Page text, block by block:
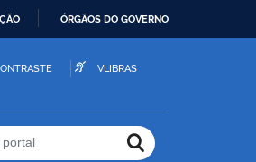
ÓRGÃOS DO GOVERNO
VLIBRAS
Buscar no portal